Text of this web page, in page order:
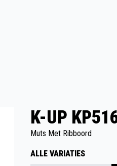
K-UP
Muts Met Ribboord
ALLE VARIATIES